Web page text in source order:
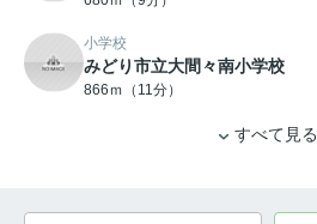
小学校
みどり市立大間々南小学校
866ｍ（11分）
すべて見る